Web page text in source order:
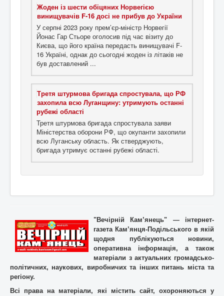
Жоден із шести обіцяних Норвегією
винищувачів F-16 досі не прибув до України
У серпні 2023 року прем’єр-міністр Норвегії
Йонас Гар Стьоре оголосив під час візиту до
Києва, що його країна передасть винищувачі F-
16 Україні, однак до сьогодні жоден із літаків не
був доставлений ...
Третя штурмова бригада спростувала, що РФ
захопила всю Луганщину: утримують останні
рубежі області
Третя штурмова бригада спростувала заяви
Міністерства оборони РФ, що окупанти захопили
всю Луганську область. Як стверджують,
бригада утримує останні рубежі області.
"Вечірній Кам’янець" — інтернет-
газета Кам’янця-Подільського в якій
щодня публікуються новини,
оперативна інформація, а також
матеріали з актуальних громадсько-
політичних, наукових, виробничих та інших питань міста та
регіону.
Всі права на матеріали, які містить cайт, охороняються у